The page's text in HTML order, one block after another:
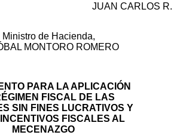
JUAN CARLOS R.
Ministro de Hacienda,
MONTORO ROMERO
PARA LA APLICACIÓN
FISCAL DE LAS
SIN FINES LUCRATIVOS Y
FISCALES AL
MECENAZGO